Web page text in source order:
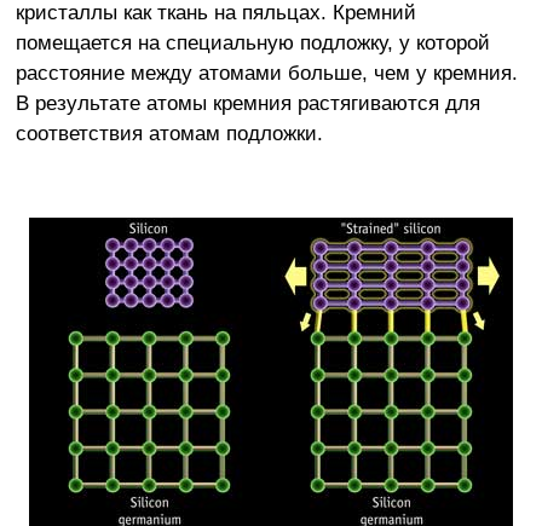
кристаллы как ткань на пяльцах. Кремний
помещается на специальную подложку, у которой
расстояние между атомами больше, чем у кремния.
В результате атомы кремния растягиваются для
соответствия атомам подложки.